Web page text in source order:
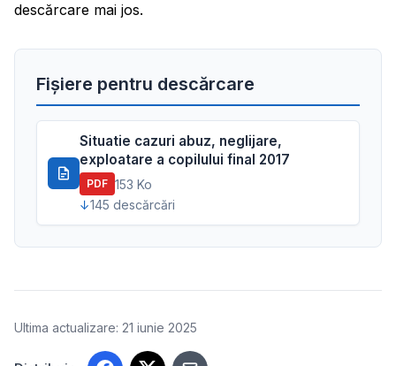
descărcare mai jos.
Fișiere pentru descărcare
Situatie cazuri abuz, neglijare,
exploatare a copilului final 2017
PDF 153 Ko
145 descărcări
Ultima actualizare: 21 iunie 2025